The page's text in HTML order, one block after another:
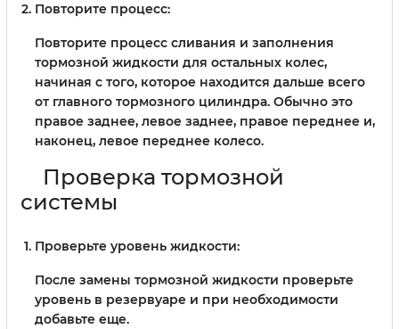
Повторите процесс:
Повторите процесс сливания и заполнения
тормозной жидкости для остальных колес,
начиная с того, которое находится дальше всего
от главного тормозного цилиндра. Обычно это
правое заднее, левое заднее, правое переднее и,
наконец, левое переднее колесо.
Проверка тормозной
системы
Проверьте уровень жидкости:
После замены тормозной жидкости проверьте
уровень в резервуаре и при необходимости
добавьте еще.